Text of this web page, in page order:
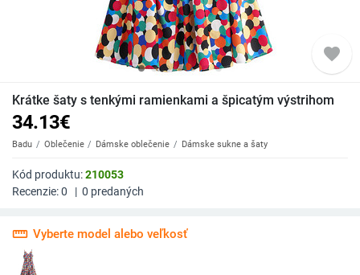
favorite
Krátke šaty s tenkými ramienkami a špicatým výstrihom
34.13€
Badu Oblečenie Dámske oblečenie Dámske sukne a šaty
Kód produktu:210053
Recenzie:0 | 0 predaných
straighten Vyberte model alebo veľkosť